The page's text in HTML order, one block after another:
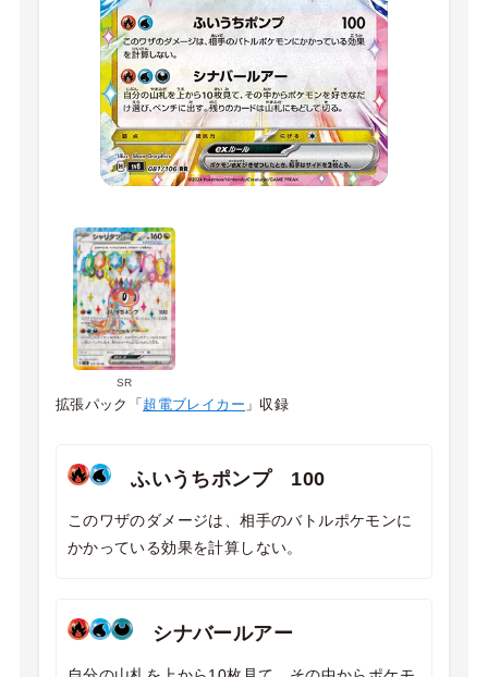
SR
拡張パック「 超電ブレイカー 」収録
ふいうちポンプ 100
このワザのダメージは、相手のバトルポケモンに
かかっている効果を計算しない。
シナバールアー